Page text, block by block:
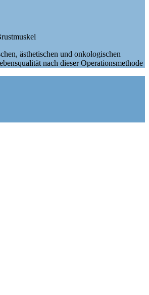
ästhetischen und onkologischen
nach dieser Operationsmethode